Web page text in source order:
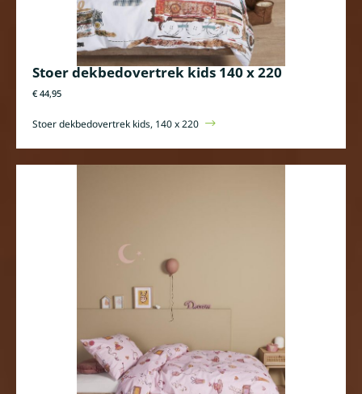
Stoer dekbedovertrek kids 140 x 220
€ 44,95
Stoer dekbedovertrek kids, 140 x 220